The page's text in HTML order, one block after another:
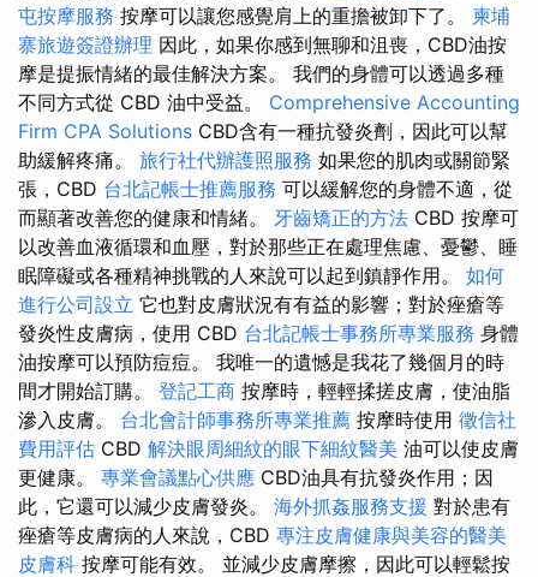
屯按摩服務 按摩可以讓您感覺肩上的重擔被卸下了。 柬埔
寨旅遊簽證辦理 因此，如果你感到無聊和沮喪，CBD油按
摩是提振情緒的最佳解決方案。 我們的身體可以透過多種
不同方式從 CBD 油中受益。 Comprehensive Accounting
Firm CPA Solutions CBD含有一種抗發炎劑，因此可以幫
助緩解疼痛。 旅行社代辦護照服務 如果您的肌肉或關節緊
張，CBD 台北記帳士推薦服務 可以緩解您的身體不適，從
而顯著改善您的健康和情緒。 牙齒矯正的方法 CBD 按摩可
以改善血液循環和血壓，對於那些正在處理焦慮、憂鬱、睡
眠障礙或各種精神挑戰的人來說可以起到鎮靜作用。 如何
進行公司設立 它也對皮膚狀況有有益的影響；對於痤瘡等
發炎性皮膚病，使用 CBD 台北記帳士事務所專業服務 身體
油按摩可以預防痘痘。 我唯一的遺憾是我花了幾個月的時
間才開始訂購。 登記工商 按摩時，輕輕揉搓皮膚，使油脂
滲入皮膚。 台北會計師事務所專業推薦 按摩時使用 徵信社
費用評估 CBD 解決眼周細紋的眼下細紋醫美 油可以使皮膚
更健康。 專業會議點心供應 CBD油具有抗發炎作用；因
此，它還可以減少皮膚發炎。 海外抓姦服務支援 對於患有
痤瘡等皮膚病的人來說，CBD 專注皮膚健康與美容的醫美
皮膚科 按摩可能有效。 並減少皮膚摩擦，因此可以輕鬆按